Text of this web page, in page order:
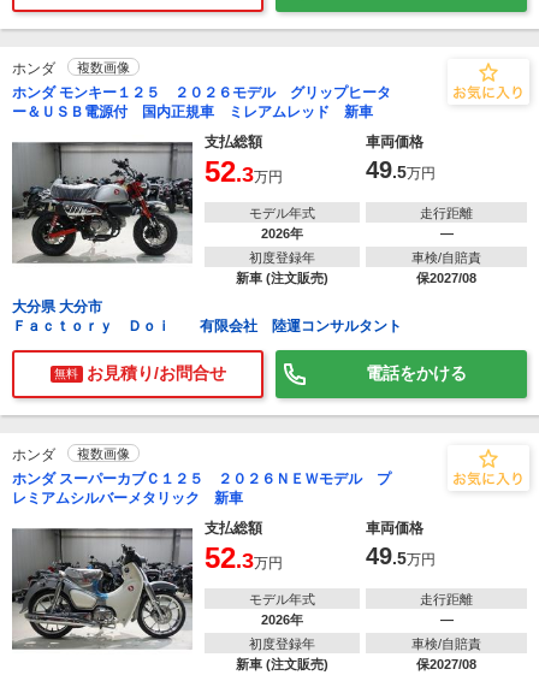
ホンダ 複数画像
ホンダ モンキー１２５ ２０２６モデル グリップヒータ
ー＆ＵＳＢ電源付 国内正規車 ミレアムレッド 新車
支払総額
車両価格
52.3万円 49.5万円
モデル年式
2026年
走行距離
―
初度登録年
新車 (注文販売)
車検/自賠責
保2027/08
大分県 大分市
Ｆａｃｔｏｒｙ Ｄｏｉ 有限会社 陸運コンサルタント
無料 お見積り/お問合せ 電話をかける
ホンダ 複数画像
ホンダ スーパーカブＣ１２５ ２０２６ＮＥＷモデル プ
レミアムシルバーメタリック 新車
支払総額
車両価格
52.3万円 49.5万円
モデル年式
2026年
走行距離
―
初度登録年
新車 (注文販売)
車検/自賠責
保2027/08